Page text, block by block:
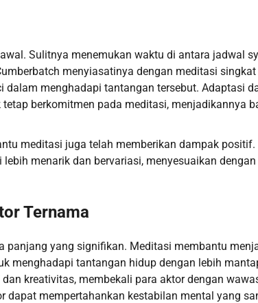
Sulitnya menemukan waktu di antara jadwal
menyiasatinya dengan meditasi singkat
menghadapi tantangan tersebut. Adaptasi
berkomitmen pada meditasi, menjadikannya
meditasi juga telah memberikan dampak positif.
menarik dan bervariasi, menyesuaikan dengan
Ternama
panjang yang signifikan. Meditasi membantu
menghadapi tantangan hidup dengan lebih
kreativitas, membekali para aktor dengan
dapat mempertahankan kestabilan mental yang